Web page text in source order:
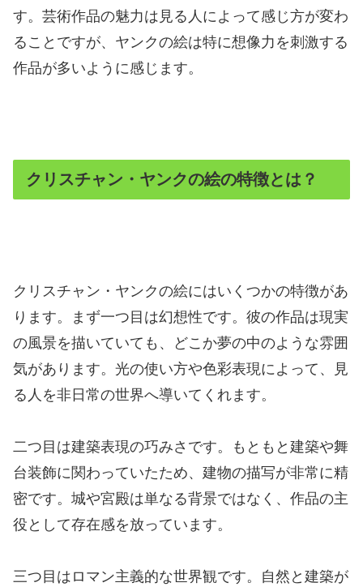
す。芸術作品の魅力は見る人によって感じ方が変わ
ることですが、ヤンクの絵は特に想像力を刺激する
作品が多いように感じます。
クリスチャン・ヤンクの絵の特徴とは？
クリスチャン・ヤンクの絵にはいくつかの特徴があ
ります。まず一つ目は幻想性です。彼の作品は現実
の風景を描いていても、どこか夢の中のような雰囲
気があります。光の使い方や色彩表現によって、見
る人を非日常の世界へ導いてくれます。
二つ目は建築表現の巧みさです。もともと建築や舞
台装飾に関わっていたため、建物の描写が非常に精
密です。城や宮殿は単なる背景ではなく、作品の主
役として存在感を放っています。
三つ目はロマン主義的な世界観です。自然と建築が